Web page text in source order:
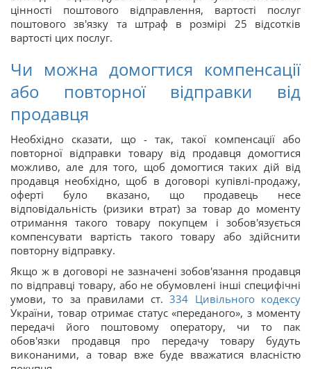
цінності поштового відправлення, вартості послуг
поштового зв'язку та штраф в розмірі 25 відсотків
вартості цих послуг.
Чи можна домогтися компенсації
або повторної відправки від
продавця
Необхідно сказати, що - так, такої компенсації або
повторної відправки товару від продавця домогтися
можливо, але для того, щоб домогтися таких дій від
продавця необхідно, щоб в договорі купівлі-продажу,
оферті було вказано, що продавець несе
відповідальність (ризики втрат) за товар до моменту
отримання такого товару покупцем і зобов'язується
компенсувати вартість такого товару або здійснити
повторну відправку.
Якщо ж в договорі не зазначені зобов'язання продавця
по відправці товару, або не обумовлені інші специфічні
умови, то за правилами ст. 334 Цивільного кодексу
України, товар отримає статус «переданого», з моменту
передачі його поштовому оператору, чи то пак
обов'язки продавця про передачу товару будуть
виконаними, а товар вже буде вважатися власністю